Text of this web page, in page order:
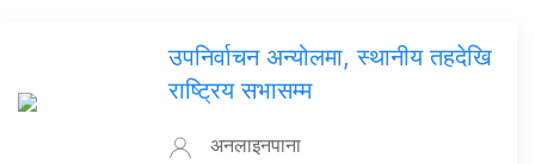
उपनिर्वाचन अन्योलमा, स्थानीय तहदेखि
राष्ट्रिय सभासम्म
अनलाइनपाना